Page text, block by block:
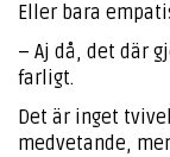
Eller bara
– Aj då, det där
farligt.
Det är inget
medvetande,